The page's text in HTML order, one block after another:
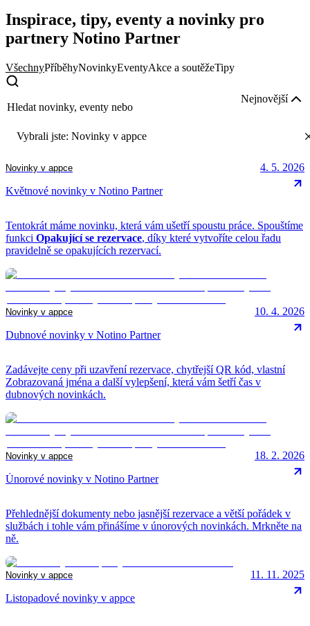
Inspirace, tipy, eventy a novinky pro
partnery Notino Partner
VšechnyPříběhyNovinkyEventyAkce a soutěžeTipy
Hledat
eventy
Nejnovější
Vybrali jste: Novinky v appce
Novinky v appce
4. 5. 2026
Květnové novinky v Notino Partner
Tentokrát máme novinku, která vám ušetří spoustu práce. Spouštíme
funkci Opakující se rezervace, díky které vytvoříte celou řadu
pravidelně se opakujících rezervací.
Novinky v appce
10. 4. 2026
Dubnové novinky v Notino Partner
Zadávejte ceny při uzavření rezervace, chytřejší QR kód, vlastní
Zobrazovaná jména a další vylepšení, která vám šetří čas v
dubnových novinkách.
Novinky v appce
18. 2. 2026
Únorové novinky v Notino Partner
Přehlednější dokumenty nebo jasnější rezervace a větší pořádek v
službách i tohle vám přinášíme v únorových novinkách. Mrkněte na
ně.
Novinky v appce
11. 11. 2025
Listopadové novinky v appce